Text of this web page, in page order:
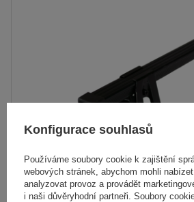
Konfigurace souhlasů
Používáme soubory cookie k zajištění
webových stránek, abychom mohli
analyzovat provoz a provádět
i naši důvěryhodní partneři. Soubory